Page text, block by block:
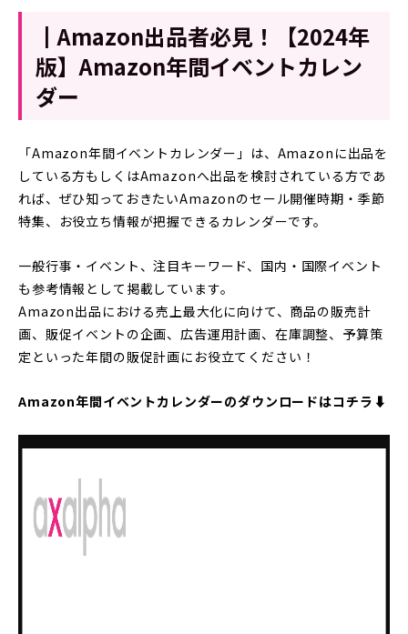
┃Amazon出品者必見！【2024年
版】Amazon年間イベントカレン
ダー
「Amazon年間イベントカレンダー」は、Amazonに出品を
している方もしくはAmazonへ出品を検討されている方であ
れば、ぜひ知っておきたいAmazonのセール開催時期・季節
特集、お役立ち情報が把握できるカレンダーです。
一般行事・イベント、注目キーワード、国内・国際イベント
も参考情報として掲載しています。
Amazon出品における売上最大化に向けて、商品の販売計
画、販促イベントの企画、広告運用計画、在庫調整、予算策
定といった年間の販促計画にお役立てください！
Amazon年間イベントカレンダーのダウンロードはコチラ⬇︎